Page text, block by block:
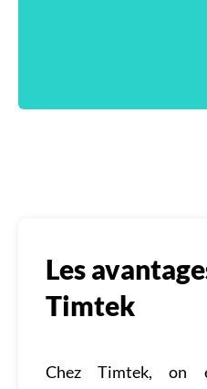
Aptitudes
Veille
Matrise de
Les
Timtek
Chez Timtek, on